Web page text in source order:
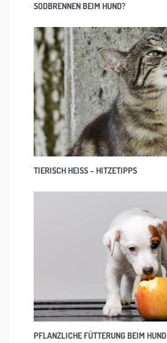
SODBRENNEN BEIM HUND?
TIERISCH HEISS – HITZETIPPS
PFLANZLICHE FÜTTERUNG BEIM HUND